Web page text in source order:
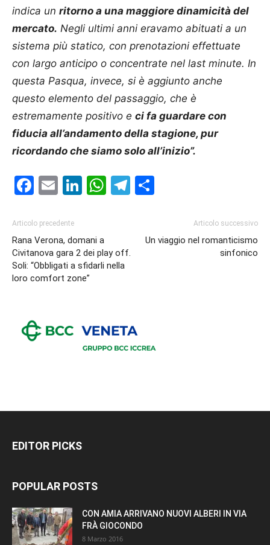
indica un ritorno a una maggiore dinamicità del
mercato. Negli ultimi anni eravamo abituati a un
sistema più statico, con prenotazioni effettuate
con largo anticipo o concentrate nel last minute. In
questa Pasqua, invece, si è aggiunto anche
questo elemento del passaggio, che è
estremamente positivo e ci fa guardare con
fiducia all’andamento della stagione, pur
ricordando che siamo solo all’inizio”.
Facebook
EmailLinkedIn
WhatsApp
Telegram
Articolo precedente
Rana Verona, domani a
Civitanova gara 2 dei play off.
Soli: “Obbligati a sfidarli nella
loro comfort zone”
Articolo successivo
Un viaggio nel romanticismo
sinfonico
EDITOR PICKS
POPULAR POSTS
CON AMIA ARRIVANO NUOVI ALBERI IN VIA
FRÀ GIOCONDO
8 Marzo 2016